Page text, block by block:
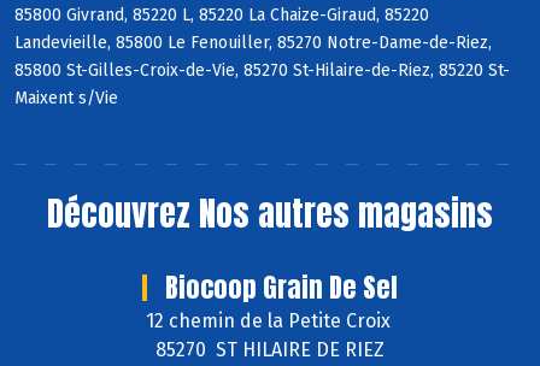
85800 Givrand, 85220 L, 85220 La Chaize-Giraud, 85220
Landevieille, 85800 Le Fenouiller, 85270 Notre-Dame-de-Riez,
85800 St-Gilles-Croix-de-Vie, 85270 St-Hilaire-de-Riez, 85220 St-
Maixent s/Vie
Découvrez Nos autres magasins
Biocoop Grain De Sel
12 chemin de la Petite Croix
85270 ST HILAIRE DE RIEZ